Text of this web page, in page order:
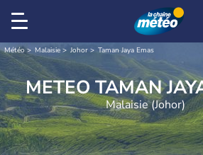
Météo Malaisie Johor Taman Jaya Emas
METEO TAMAN
Malaisie (Johor)